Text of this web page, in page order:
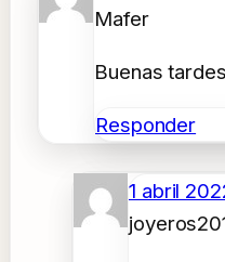
Mafer
Buenas
Responder
1 abril